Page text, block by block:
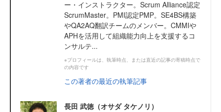
ー・インストラクター。Scrum Alliance認定
ScrumMaster。PMI認定PMP。SE4BS構築
やQA2AQ翻訳チームのメンバー。CMMIや
APHを活用して組織能力向上を支援するコ
ンサルテ...
※プロフィールは、執筆時点、または直近の記事の寄稿時点で
の内容です
この著者の最近の執筆記事
長田 武徳（オサダ タケノリ）